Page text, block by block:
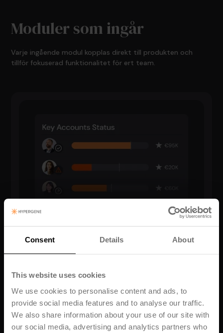
Consent Details About
This website uses cookies
We use cookies to personalise content and ads, to
provide social media features and to analyse our traffic.
We also share information about your use of our site with
our social media, advertising and analytics partners who
Moduler som ingår
Varje ingående modul kopplas direkt till produkten och
tillför fokuserad funktionalitet för ert team.
Kraftfull kontobaserad planering för komplexa
prognostisering på ett smidigt sätt. Automatisera
arbetsflöden och sammanställ data i realtid för full
kontroll.